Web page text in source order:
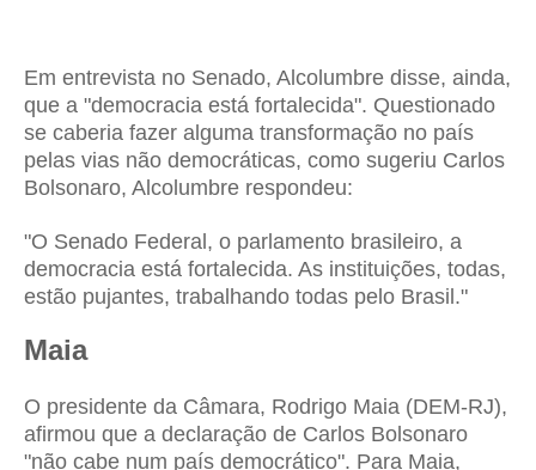
Em entrevista no Senado, Alcolumbre disse, ainda,
que a "democracia está fortalecida". Questionado
se caberia fazer alguma transformação no país
pelas vias não democráticas, como sugeriu Carlos
Bolsonaro, Alcolumbre respondeu:
"O Senado Federal, o parlamento brasileiro, a
democracia está fortalecida. As instituições, todas,
estão pujantes, trabalhando todas pelo Brasil."
Maia
O presidente da Câmara, Rodrigo Maia (DEM-RJ),
afirmou que a declaração de Carlos Bolsonaro
"não cabe num país democrático". Para Maia,